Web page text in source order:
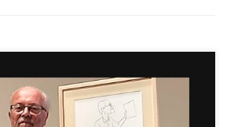
Artesáns da Coruña acolleu unha emotiva